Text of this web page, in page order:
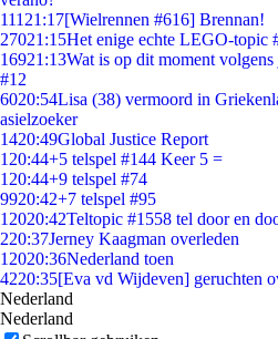
111 21:17[Wielrennen #616] Brennan!
27021:15Het enige echte LEGO-
16921:13Wat is op dit moment
#12
6020:54Lisa (38) vermoord in
asielzoeker
1420:49Global Justice Report
1 20:44+5 telspel #144 Keer 5 =
1 20:44+9 telspel #74
9920:42+7 telspel #95
12020:42Teltopic #1558 tel door en
220:37Jerney Kaagman overleden
12020:36Nederland toen
4220:35[Eva vd Wijdeven] geruchten
Nederland
Nederland